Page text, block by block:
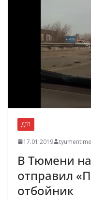
ДТП
17.01.2019
В Тюмени
отправил
отбойник